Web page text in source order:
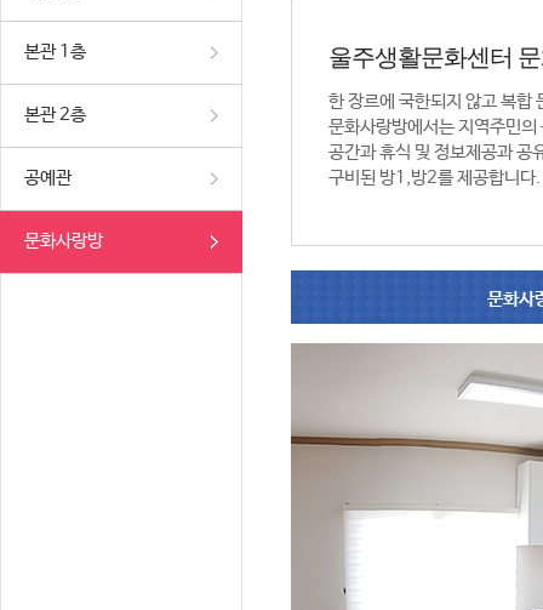
본관 1층
본관 2층
공예관
문화사랑방
울주생활문화센터
한 장르에 국한되지 않고 복합
문화사랑방에서는 지역주민
공간과 휴식 및 정보제공과 공
구비된 방1,방2를 제공합니다.
문화사